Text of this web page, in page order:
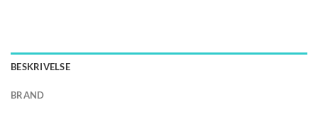
BESKRIVELSE
BRAND